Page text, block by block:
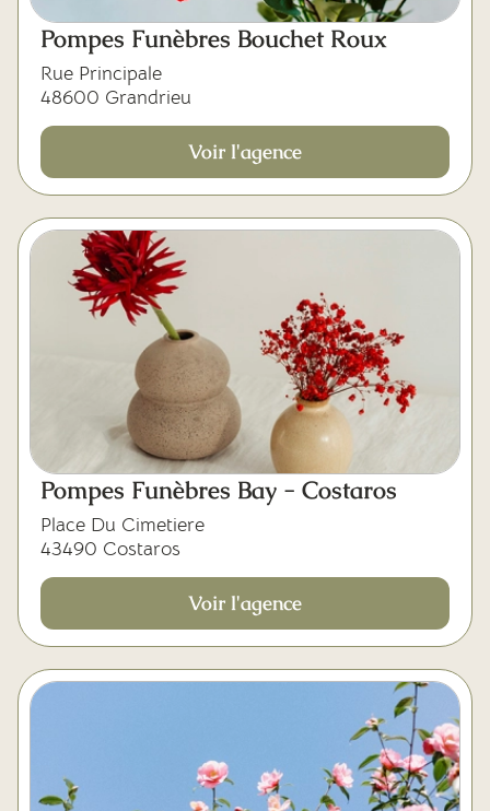
Pompes Funèbres Bouchet Roux
Rue Principale
48600 Grandrieu
Voir l'agence
Pompes Funèbres Bay - Costaros
Place Du Cimetiere
43490 Costaros
Voir l'agence